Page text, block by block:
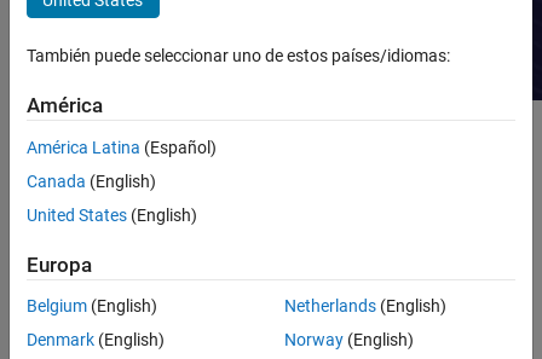
Aplicación
Ordenar por
También puede seleccionar uno de estos países/idiomas:
América
América Latina (Español)
Canada (English)
United States (English)
Europa
Belgium (English)
Denmark (English)
Netherlands(English)
Norway(English)